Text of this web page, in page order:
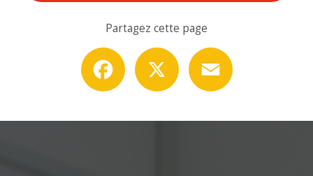
Partagez cette page
Facebook